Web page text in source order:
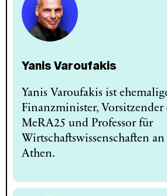
Yanis Varoufakis
Yanis Varoufakis ist
Finanzminister, Vorsitzender
MeRA25 und Professor für
Wirtschaftswissenschaften
Athen.